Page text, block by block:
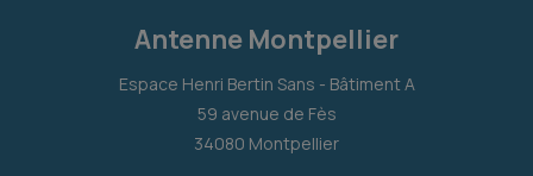
Antenne Montpellier
Espace Henri Bertin Sans - Bâtiment A
59 avenue de Fès
34080 Montpellier